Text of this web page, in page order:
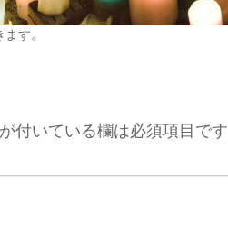
す。
が付いている欄は必須項目です